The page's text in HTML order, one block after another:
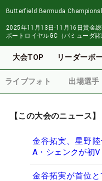
Butterfield Bermuda
2025年11月13日-11月16日賞金
ポートロイヤルGC（バミューダ諸
大会TOP リーダーボ
ライブフォト 出場選手
【この大会のニュース】
金谷拓実、星野
A・シェンクが初V
金谷拓実が首位